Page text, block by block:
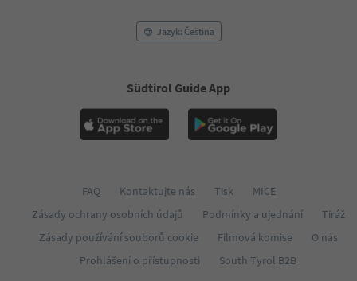
Jazyk: Čeština
Südtirol Guide App
FAQ Kontaktujte nás Tisk
MICE
Zásady ochrany osobních údajů
Podmínky a ujednání
Tiráž
Zásady používání souborů cookie
Filmová komise
O nás
Prohlášení o přístupnosti
South Tyrol B2B